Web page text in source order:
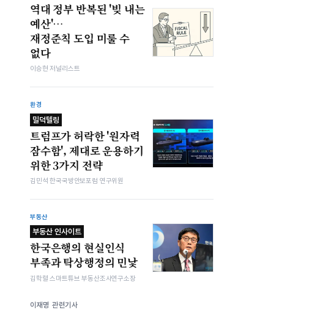
역대 정부 반복된 '빚 내는
예산'…
재정준칙 도입 미룰 수
없다
이승현 저널리스트
환경
밀덕텔링
트럼프가 허락한 '원자력
잠수함', 제대로 운용하기
위한 3가지 전략
김민석 한국국방안보포럼 연구위원
부동산
부동산 인사이트
한국은행의 현실인식
부족과 탁상행정의 민낯
김학렬 스마트튜브 부동산조사연구소장
이재명 관련기사